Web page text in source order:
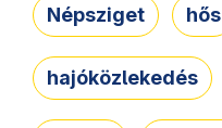
Népsziget hős
hajóközlekedés